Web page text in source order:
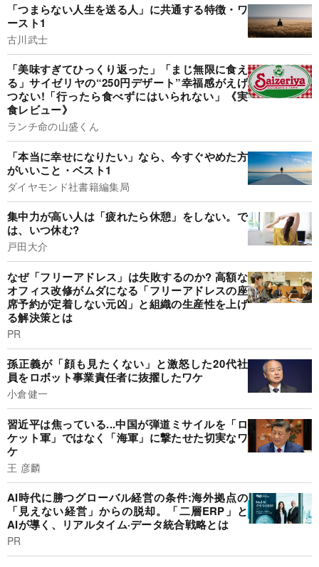
「つまらない人生を送る人」に共通する特徴・ワ
ースト1
古川武士
「美味すぎてひっくり返った」「まじ無限に食え
る」サイゼリヤの“250円デザート”幸福感がえげ
つない!「行ったら食べずにはいられない」《実
食レビュー》
ランチ命の山盛くん
「本当に幸せになりたい」なら、今すぐやめた方
がいいこと・ベスト1
ダイヤモンド社書籍編集局
集中力が高い人は「疲れたら休憩」をしない。で
は、いつ休む?
戸田大介
なぜ「フリーアドレス」は失敗するのか? 高額な
オフィス改修がムダになる「フリーアドレスの座
席予約が定着しない元凶」と組織の生産性を上げ
る解決策とは
PR
孫正義が「顔も見たくない」と激怒した20代社
員をロボット事業責任者に抜擢したワケ
小倉健一
習近平は焦っている...中国が弾道ミサイルを「ロ
ケット軍」ではなく「海軍」に撃たせた切実なワ
ケ
王 彦麟
AI時代に勝つグローバル経営の条件:海外拠点の
「見えない経営」からの脱却。「二層ERP」と
AIが導く、リアルタイム·データ統合戦略とは
PR